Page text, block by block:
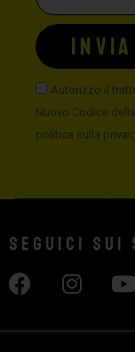
Autorizzo il
Nuovo Codice
politica sulla
INVIA
Seguici sui